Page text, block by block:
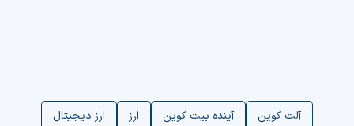
آلت کوین آینده بیت کوین ارز
ارز دیجیتال